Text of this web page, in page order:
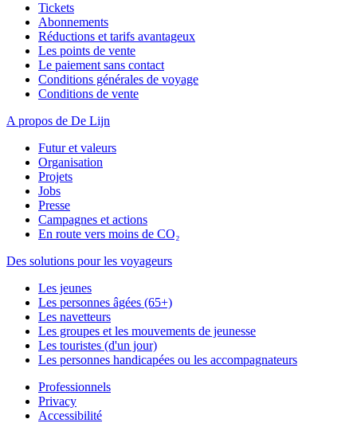
Tickets
Abonnements
Réductions et tarifs avantageux
Les points de vente
Le paiement sans contact
Conditions générales de voyage
Conditions de vente
A propos de De Lijn
Futur et valeurs
Organisation
Projets
Jobs
Presse
Campagnes et actions
En route vers moins de CO₂
Des solutions pour les voyageurs
Les jeunes
Les personnes âgées (65+)
Les navetteurs
Les groupes et les mouvements de jeunesse
Les touristes (d'un jour)
Les personnes handicapées ou les accompagnateurs
Professionnels
Privacy
Accessibilité